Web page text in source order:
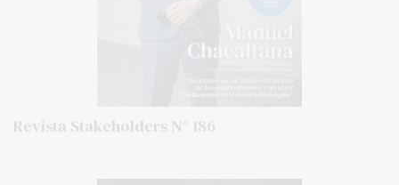
Revista Stakeholders N° 186